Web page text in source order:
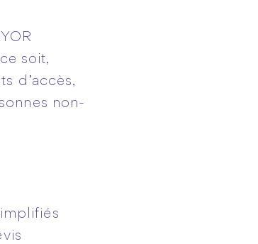
soit,
d’accès,
non-